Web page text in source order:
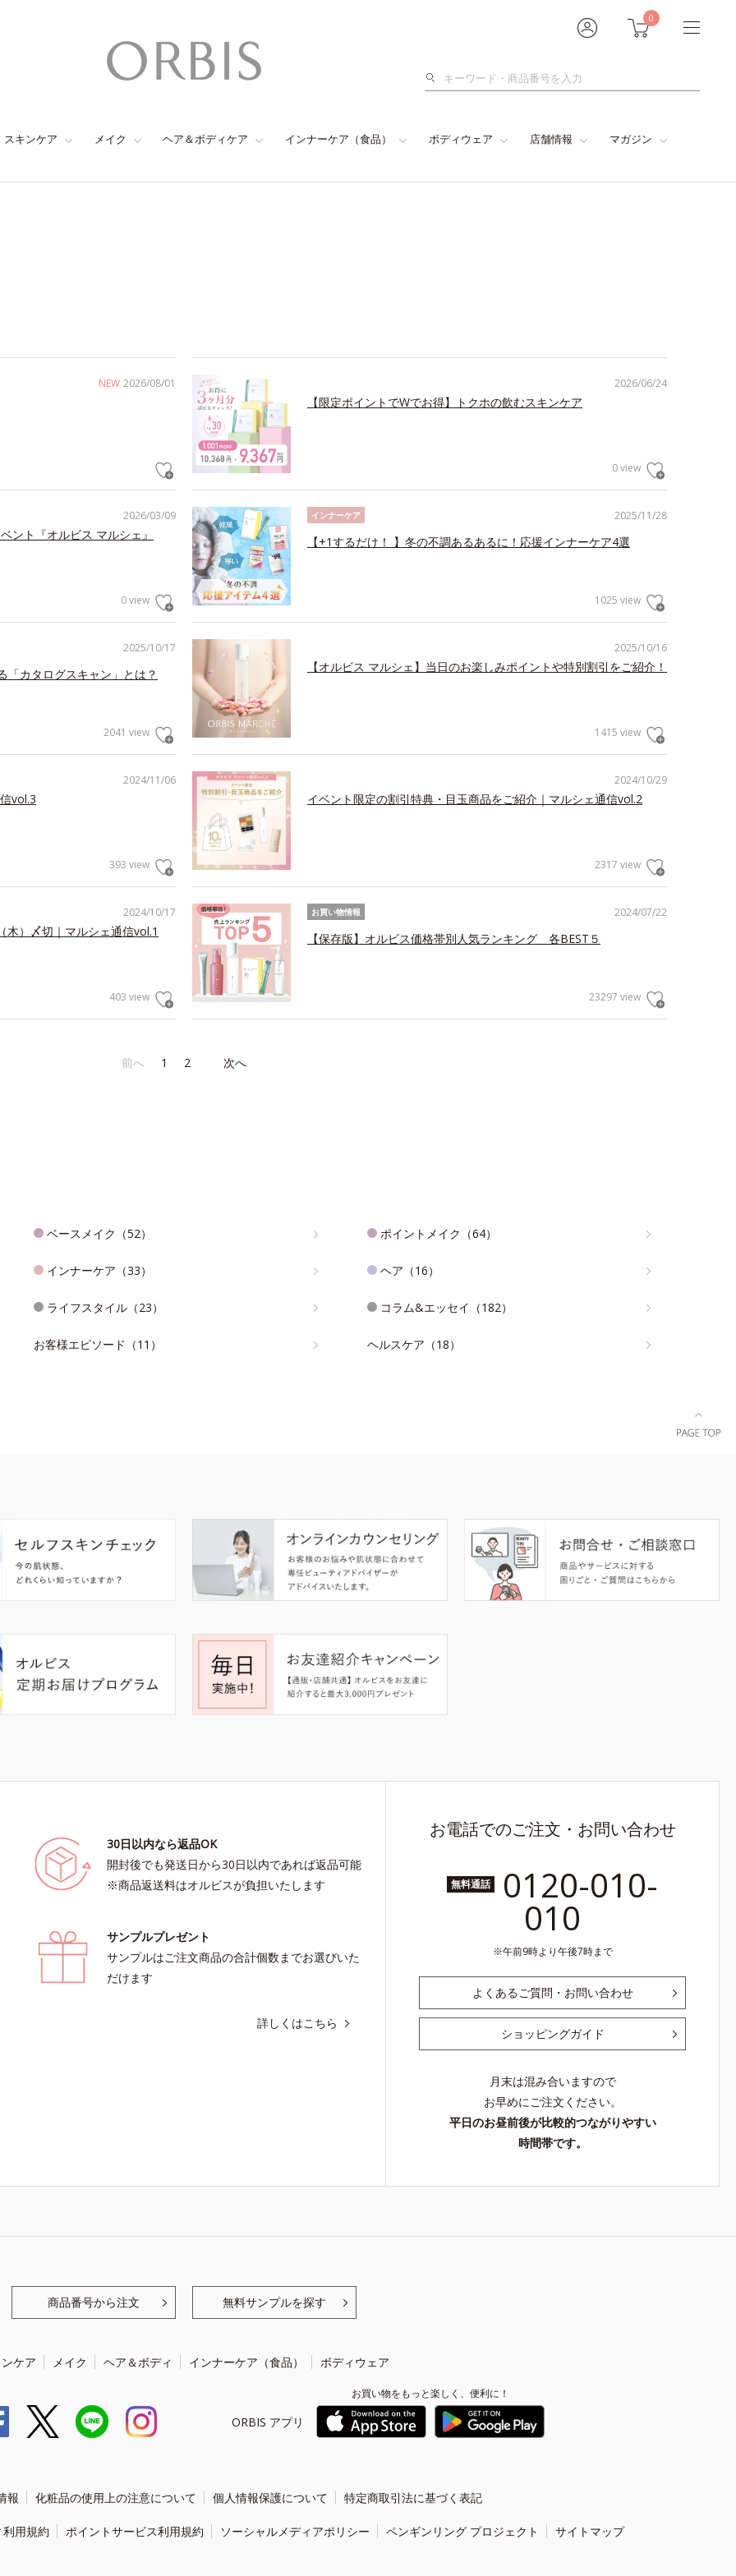
0
検
スキンケア メイク ヘア＆ボディケア インナーケア（食品） ボディウェア 店舗情報 マガジン
NEW 2026/08/01 2026/06/24
【限定ポイントでWでお得】トクホの飲むスキンケア
0 view
2026/03/09
ント『オルビス マルシェ』
0 view
2025/11/28
インナーケア
【+1するだけ！ 】冬の不調あるあるに！応援インナーケア4選
1025 view
2025/10/17
「カタログスキャン」とは？
2041 view
2025/10/16
【オルビス マルシェ】当日のお楽しみポイントや特別割引をご紹介！
1415 view
2024/11/06
vol.3
393 view
2024/10/29
イベント限定の割引特典・目玉商品をご紹介｜マルシェ通信vol.2
2317 view
2024/10/17
）〆切｜マルシェ通信vol.1
403 view
2024/07/22
お買い物情報
【保存版】オルビス価格帯別人気ランキング 各BEST５
23297 view
前へ 1 2 次へ
ベースメイク（52） ポイントメイク（64）
インナーケア（33） ヘア（16）
ライフスタイル（23） コラム&エッセイ（182）
お客様エピソード（11） ヘルスケア（18）
30日以内なら返品OK
開封後でも発送日から30日以内であれば返品可能
※商品返送料はオルビスが負担いたします
サンプルプレゼント
サンプルはご注文商品の合計個数までお選びいた
だけます
詳しくはこちら
お電話でのご注文・お問い合わせ
無料通話 0120-010-
010
午前9時より午後7時まで
よくあるご質問・お問い合わせ
ショッピングガイド
月末は混み合いますので
お早めにご注文ください。
平日のお昼前後が比較的つながりやすい
時間帯です。
商品番号から注文 無料サンプルを探す
ケア メイク ヘア＆ボディ インナーケア（食品） ボディウェア
ORBIS アプリ
お買い物をもっと楽しく、便利に！
報 化粧品の使用上の注意について 個人情報保護について 特定商取引法に基づく表記
用規約 ポイントサービス利用規約 ソーシャルメディアポリシー ペンギンリング プロジェクト サイトマップ